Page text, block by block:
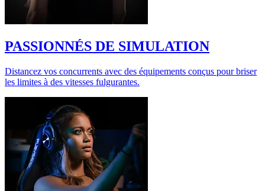
PASSIONNÉS DE SIMULATION
Distancez vos concurrents avec des équipements conçus pour briser
les limites à des vitesses fulgurantes.